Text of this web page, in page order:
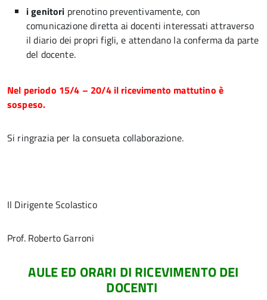
i genitori prenotino preventivamente, con
comunicazione diretta ai docenti interessati attraverso
il diario dei propri figli, e attendano la conferma da parte
del docente.
Nel periodo 15/4 – 20/4 il ricevimento mattutino è
sospeso.
Si ringrazia per la consueta collaborazione.
Il Dirigente Scolastico
Prof. Roberto Garroni
AULE ED ORARI DI RICEVIMENTO DEI
DOCENTI